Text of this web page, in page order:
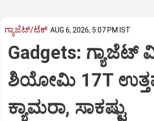
ಗ್ಯಾಜೆಟ್/ಟೆಕ್ AUG 6, 2026, 5:07 PM IST
Gadgets: ಗ್ಯಾಜೆಟ್
ಶಿಯೋಮಿ 17T
ಕ್ಯಾಮರಾ, ಸಾಕಷ್ಟು